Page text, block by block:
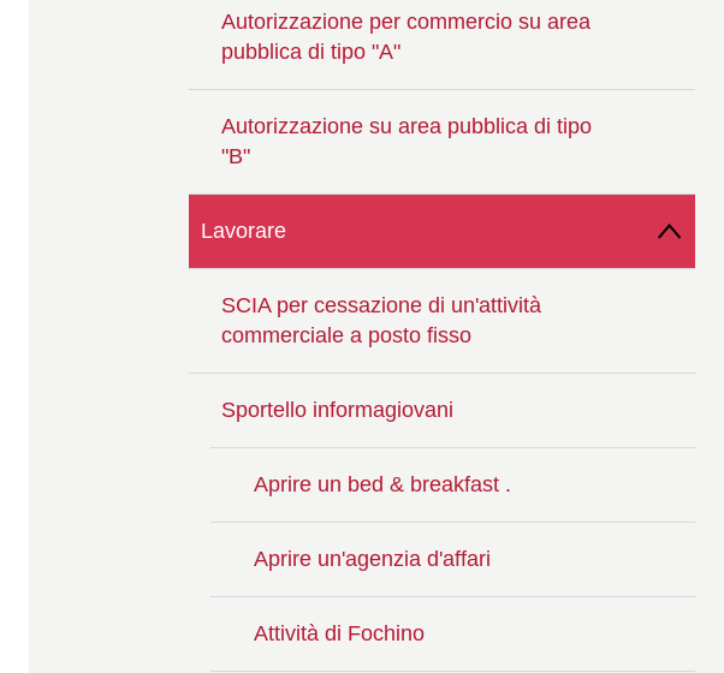
Autorizzazione per commercio su area
pubblica di tipo "A"
Autorizzazione su area pubblica di tipo
"B"
Lavorare
SCIA per cessazione di un'attività
commerciale a posto fisso
Sportello informagiovani
Aprire un bed & breakfast .
Aprire un'agenzia d'affari
Attività di Fochino